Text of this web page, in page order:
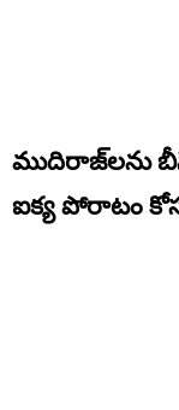
ముదిరాజ్‌లను
ఐక్య పోరాటం